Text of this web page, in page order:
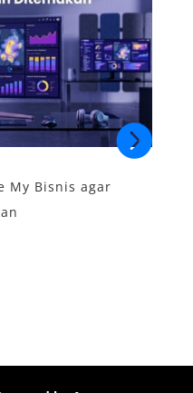
My Bisnis agar